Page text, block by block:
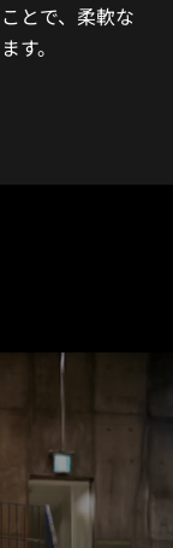
とで、柔軟な
す。